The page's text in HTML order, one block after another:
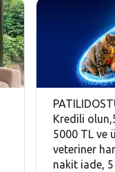
Kredili
5000 TL ve
veteriner
nakit iade,